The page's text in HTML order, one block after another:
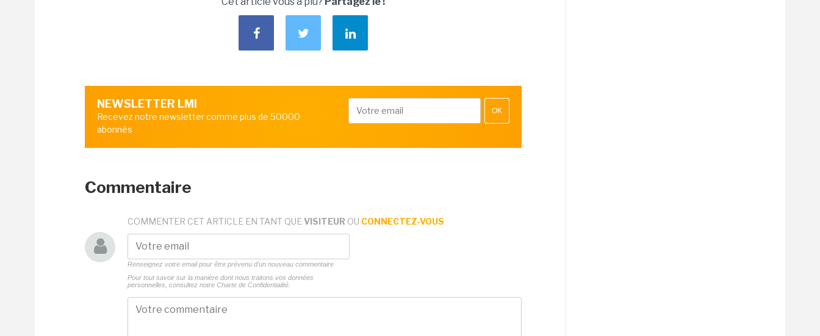
NEWSLETTER LMI
Recevez notre newsletter comme plus de 50000
abonnés
OK
Commentaire
COMMENTER CET ARTICLE EN TANT QUE VISITEUR OU CONNECTEZ-VOUS
Renseignez votre email pour être prévenu d'un nouveau commentaire
Pour tout savoir sur la manière dont nous traitons vos données
personnelles, consultez notre Charte de Confidentialité.